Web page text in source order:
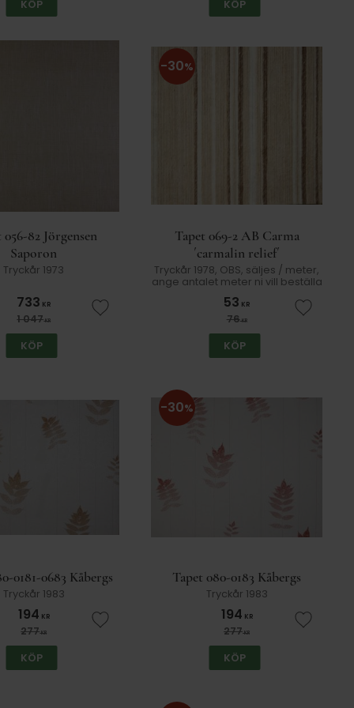
KÖP KÖP
056-82 Jörgensen
Saporon
Tryckår 1973
733 KR
1 047KR Lägg till i favoriter
KÖP
Tapet 069-2 AB Carma
´carmalin relief´
Tryckår 1978, OBS, säljes / meter,
ange antalet meter ni vill beställa
53 KR
76KR
30%
Lägg
KÖP
0181-0683 Kåbergs
Tryckår 1983
194 KR
277KR Lägg till i favoriter
KÖP
Tapet 080-0183 Kåbergs
Tryckår 1983
194 KR
277KR
30%
Lägg
KÖP